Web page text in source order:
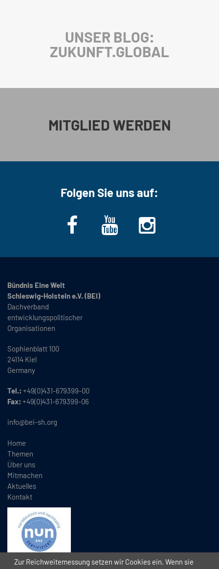
UNSER BLOG:
ZUKUNFT.GLOBAL
MITGLIED WERDEN
Folgen Sie uns auf:
Bündnis Eine Welt
Schleswig-Holstein e.V. (BEI)
Dachverband
entwicklungspolitischer
Organisationen
Sophienblatt 100
24114 Kiel
Germany
Tel.: +49(0)431-679399-00
Fax: +49(0)431-679399-06
info@bei-sh.org
Home
Themen
Über uns
Mitmachen
Aktuelles
Kontakt
Zur Reichweitemessung setzen wir Cookies ein. Wenn sie